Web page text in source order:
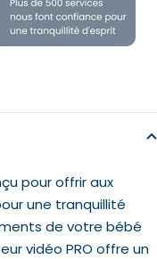
pour offrir aux
une tranquillité
de votre bébé
vidéo PRO offre un